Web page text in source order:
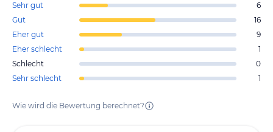
Sehr gut
6
Gut
16
Eher gut
9
Eher schlecht
1
Schlecht
0
Sehr schlecht
1
Wie wird die Bewertung berechnet?